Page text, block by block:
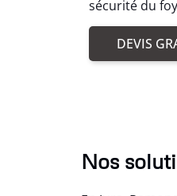
sécurité du
DEVIS
Nos